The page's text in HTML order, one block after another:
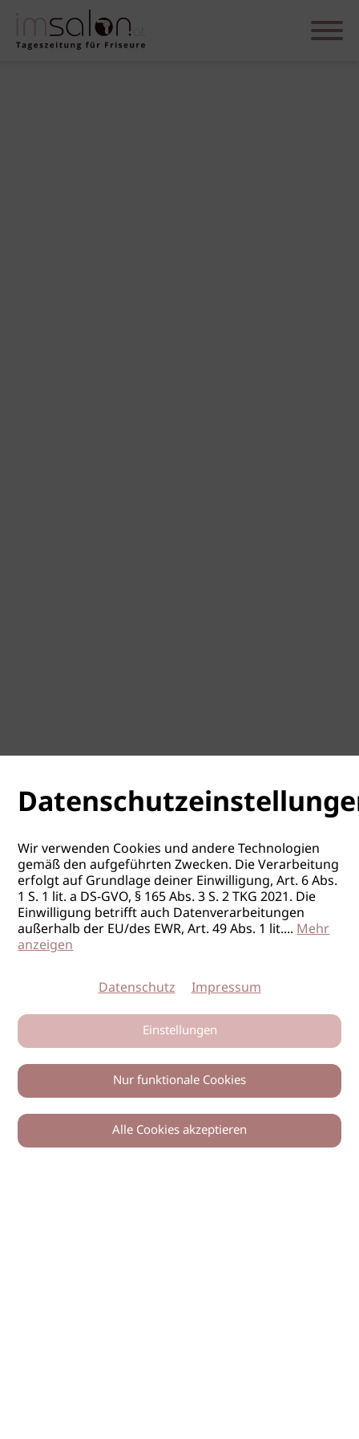
Wir verwenden Cookies und andere Technologien
gemäß den aufgeführten Zwecken. Die Verarbeitung
erfolgt auf Grundlage deiner Einwilligung, Art. 6 Abs.
1 S. 1 lit. a DS-GVO, § 165 Abs. 3 S. 2 TKG 2021. Die
Einwilligung betrifft auch Datenverarbeitungen
außerhalb der EU/des EWR, Art. 49 Abs. 1 lit....Mehr
anzeigen
Datenschutz Impressum
Einstellungen
Nur funktionale Cookies
Alle Cookies akzeptieren